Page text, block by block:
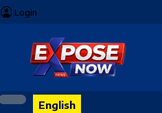
Login
English